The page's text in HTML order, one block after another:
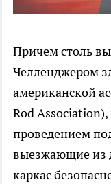
Причем столь
Челленджером
американской
Rod
проведением
выезжающие из
каркас